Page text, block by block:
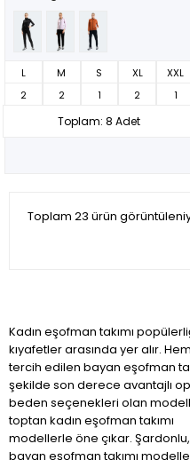
L M S XL
XXL
2
2 1 2 1
Toplam: 8 Adet
Toplam 23 ürün
Kadın eşofman takımı
kıyafetler arasında yer alır.
tercih edilen bayan eşofman
şekilde son derece avantajlı
beden seçenekleri olan
toptan kadın eşofman takımı
modellerle öne çıkar.
bayan eşofman takımı